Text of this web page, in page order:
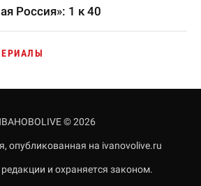
Россия»: 1 к 40
© 2026
опубликованная на ivanovolive.ru
и охраняется законом.